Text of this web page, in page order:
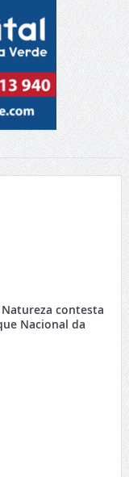
contesta
Nacional da